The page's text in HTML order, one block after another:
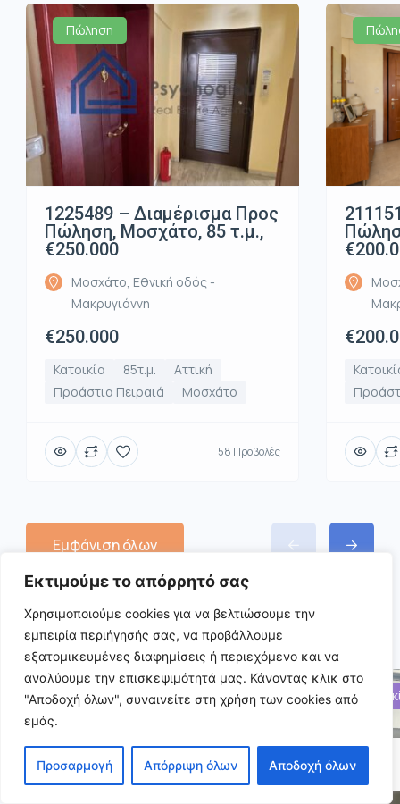
Εκτιμούμε το απόρρητό σας
Χρησιμοποιούμε cookies για να βελτιώσουμε την
εμπειρία περιήγησής σας, να προβάλλουμε
εξατομικευμένες διαφημίσεις ή περιεχόμενο και να
αναλύουμε την επισκεψιμότητά μας. Κάνοντας κλικ στο
"Αποδοχή όλων", συναινείτε στη χρήση των cookies από
εμάς.
Προσαρμογή Απόρριψη όλων Αποδοχή όλων
Πώληση
1225489 – Διαμέρισμα Προς
Πώληση, Μοσχάτο, 85 τ.μ.,
€250.000
Μοσχάτο, Εθνική οδός -
Μακρυγιάννη
€250.000
Κατοικία 85τ.μ.
Αττική
Προάστια Πειραιά
Μοσχάτο
58 Προβολές
Εμφάνιση όλων
Παρόμοιες αγγελίες
Ενοικίαση